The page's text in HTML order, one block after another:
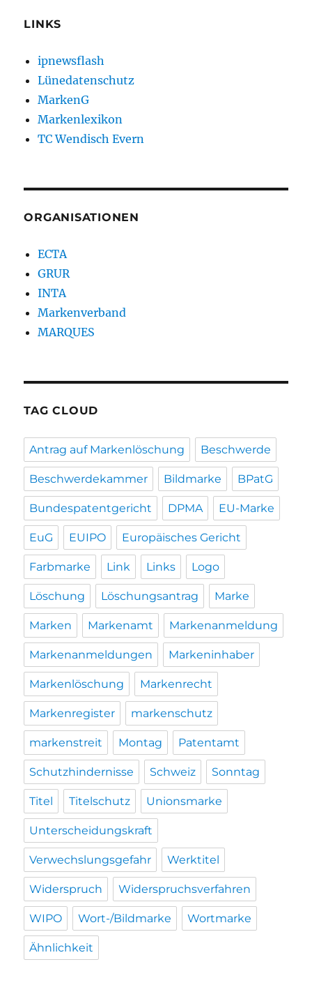
LINKS
ipnewsflash
Lünedatenschutz
MarkenG
Markenlexikon
TC Wendisch Evern
ORGANISATIONEN
ECTA
GRUR
INTA
Markenverband
MARQUES
TAG CLOUD
Antrag auf Markenlöschung Beschwerde
Beschwerdekammer Bildmarke BPatG
Bundespatentgericht DPMA EU-Marke
EuG EUIPO Europäisches Gericht
Farbmarke Link Links Logo
Löschung Löschungsantrag Marke
Marken Markenamt Markenanmeldung
Markenanmeldungen Markeninhaber
Markenlöschung Markenrecht
Markenregister markenschutz
markenstreit Montag Patentamt
Schutzhindernisse Schweiz Sonntag
Titel Titelschutz Unionsmarke
Unterscheidungskraft
Verwechslungsgefahr Werktitel
Widerspruch Widerspruchsverfahren
WIPO Wort-/Bildmarke Wortmarke
Ähnlichkeit